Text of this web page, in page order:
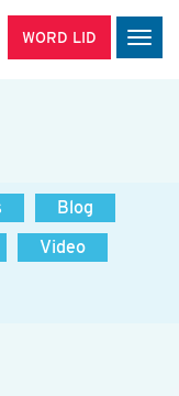
WORD LID
Blog
Video